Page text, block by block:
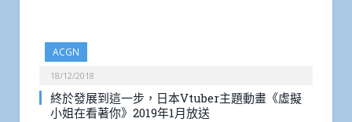
ACGN
18/12/2018
終於發展到這一步，日本Vtuber主題動畫《虛擬
小姐在看著你》2019年1月放送